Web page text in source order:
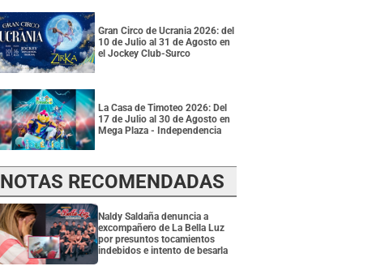
Gran Circo de Ucrania 2026: del
10 de Julio al 31 de Agosto en
el Jockey Club-Surco
La Casa de Timoteo 2026: Del
17 de Julio al 30 de Agosto en
Mega Plaza - Independencia
NOTAS RECOMENDADAS
Naldy Saldaña denuncia a
excompañero de La Bella Luz
por presuntos tocamientos
indebidos e intento de besarla